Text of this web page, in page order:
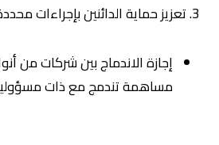
3. تعزيز حماية الدائنين بإجراءات محددة المدد والآثار.
إجازة الاندماج بين شركات من
مساهمة تندمج مع ذات